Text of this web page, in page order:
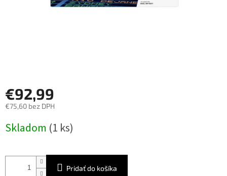
€92,99
€75,60 bez DPH
cena:
Skladom (1 ks)
Pridať do košíka